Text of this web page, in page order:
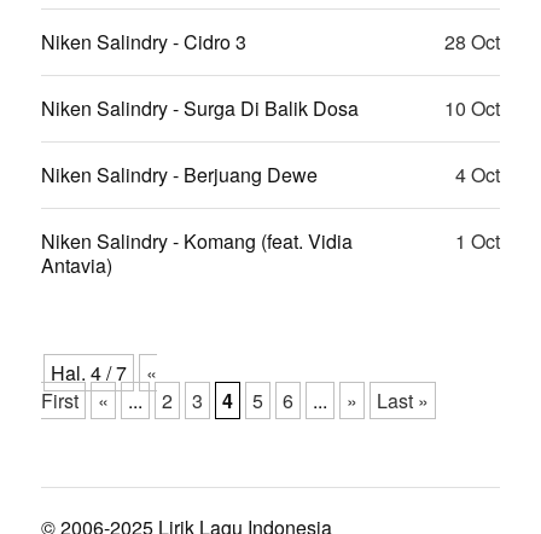
Niken Salindry - Cidro 3 28 Oct
Niken Salindry - Surga Di Balik Dosa 10 Oct
Niken Salindry - Berjuang Dewe 4 Oct
Niken Salindry - Komang (feat. Vidia
Antavia)
1 Oct
Hal. 4 / 7
«
First
« ... 2 3 4 5 6 ... » Last »
© 2006-2025 Lirik Lagu Indonesia